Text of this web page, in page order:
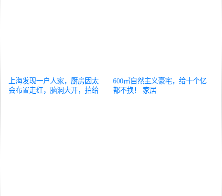
上海发现一户人家，厨房因太
会布置走红，脑洞大开，拍给
600㎡自然主义豪宅，给十个亿
都不换！
家居